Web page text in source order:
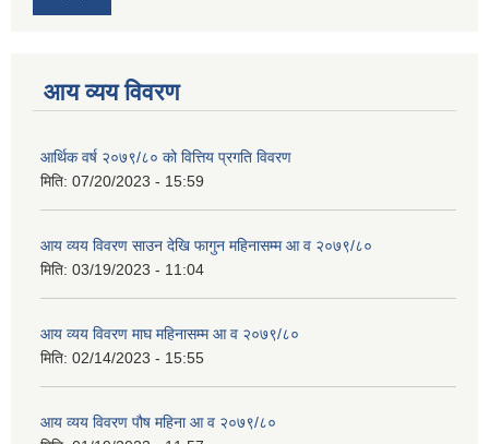
आय व्यय विवरण
आर्थिक वर्ष २०७९/८० को वित्तिय प्रगति विवरण
मिति: 07/20/2023 - 15:59
आय व्यय विवरण साउन देखि फागुन महिनासम्म आ व २०७९/८०
मिति: 03/19/2023 - 11:04
आय व्यय विवरण माघ महिनासम्म आ व २०७९/८०
मिति: 02/14/2023 - 15:55
आय व्यय विवरण पौष महिना आ व २०७९/८०